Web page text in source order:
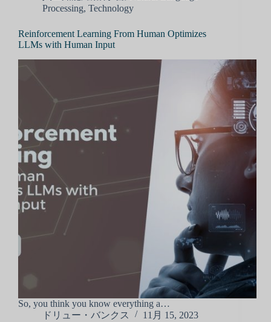
Processing, Technology
Reinforcement Learning From Human Optimizes
LLMs with Human Input
So, you think you know everything a…
ドリュー・バンクス
11月 15, 2023